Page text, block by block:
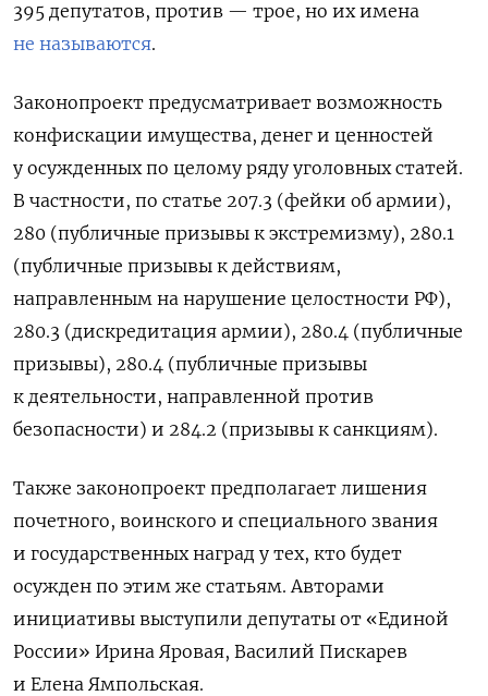
395 депутатов, против — трое, но их имена
не называются.
Законопроект предусматривает возможность
конфискации имущества, денег и ценностей
у осужденных по целому ряду уголовных статей.
В частности, по статье 207.3 (фейки об армии),
280 (публичные призывы к экстремизму), 280.1
(публичные призывы к действиям,
направленным на нарушение целостности РФ),
280.3 (дискредитация армии), 280.4 (публичные
призывы), 280.4 (публичные призывы
к деятельности, направленной против
безопасности) и 284.2 (призывы к санкциям).
Также законопроект предполагает лишения
почетного, воинского и специального звания
и государственных наград у тех, кто будет
осужден по этим же статьям. Авторами
инициативы выступили депутаты от «Единой
России» Ирина Яровая, Василий Пискарев
и Елена Ямпольская.